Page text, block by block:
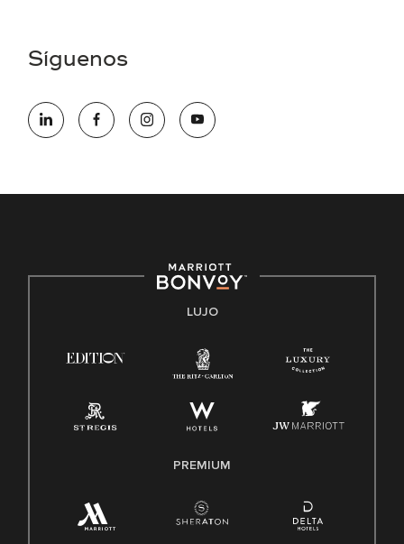
electrónico hqaffirmativeaction@marriott.com
oportunidades que se compromete a contratar una fuerza
de trabajo diversa y a mantener una cultura inclusiva.
Derecho a trabajar inglés/español
Conozca sus derechos
Ley de licencia familiar y médica (FMLA)
Síguenos
LUJO
PREMIUM